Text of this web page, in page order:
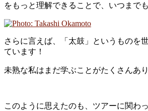
をもっと理解できることで、いつまで
さらに言えば、「太鼓」というものを
ています！
未熟な私はまだ学ぶことがたくさんあ
このように思えたのも、ツアーに関わ